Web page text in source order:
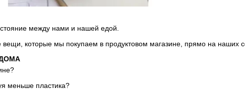
между нами и нашей едой.
которые мы покупаем в продуктовом магазине, прямо на наших
меньше пластика?